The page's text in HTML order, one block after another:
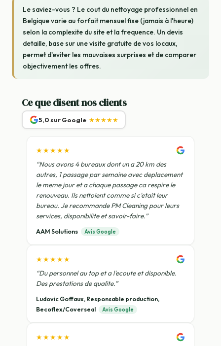
Le saviez-vous ? Le cout du nettoyage professionnel en
Belgique varie au forfait mensuel fixe (jamais à l'heure)
selon la complexite du site et la frequence. Un devis
detaille, base sur une visite gratuite de vos locaux,
permet d'eviter les mauvaises surprises et de comparer
objectivement les offres.
Ce que disent nos clients
5,0 sur Google ★★★★★
★★★★★
“Nous avons 4 bureaux dont un a 20 km des
autres, 1 passage par semaine avec deplacement
le meme jour et a chaque passage ca respire le
renouveau. Ils nettoient comme si c'etait leur
bureau. Je recommande PM Cleaning pour leurs
services, disponibilite et savoir-faire.”
AAM Solutions Avis Google
★★★★★
“Du personnel au top et a l'ecoute et disponible.
Des prestations de qualite.”
Ludovic Goffaux, Responsable production,
Becoflex/Coverseal
Avis Google
★★★★★